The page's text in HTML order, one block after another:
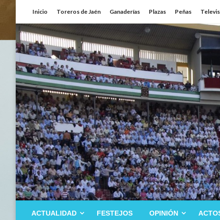
contenido
Inicio Toreros de Jaén Ganaderías Plazas Peñas
ACTUALIDAD FESTEJOS OPINIÓN